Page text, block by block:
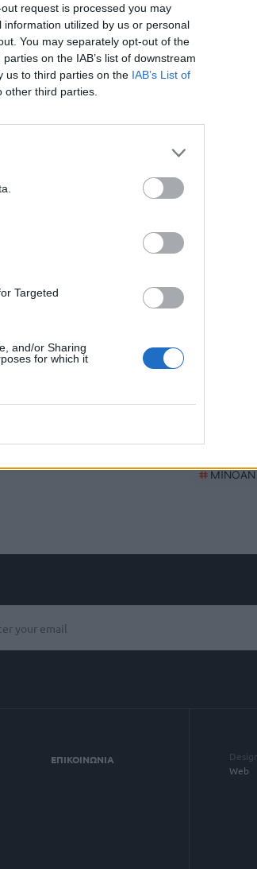
request is processed you may
utilized by us or personal
You may separately opt-out of the
on the IAB’s list of downstream
us to third parties on the IAB’s List of
third parties.
Targeted
and/or Sharing
for which it
Νέος
7 Αυγούστου,
Πολύ
πυρκαγιάς:
Σάββατο η
Χρίστος
στην Berlin
Με τη
και τιμές
# MINOAN
ΕΠΙΚΟΙΝΩΝΙΑ
Web